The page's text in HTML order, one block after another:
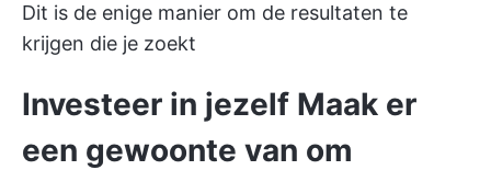
Dit is de enige manier om de resultaten te
krijgen die je zoekt
Investeer in jezelf Maak er
een gewoonte van om